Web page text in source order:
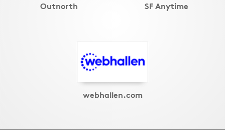
Outnorth SF Anytime
webhallen.com